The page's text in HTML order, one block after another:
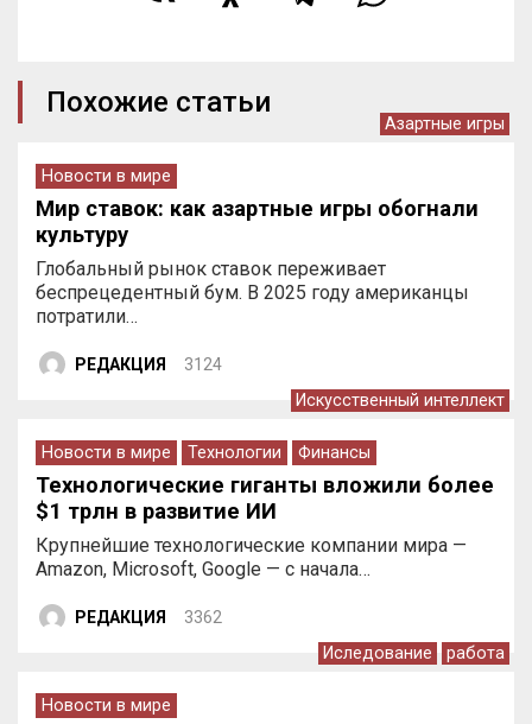
Похожие статьи
Азартные игры
Новости в мире
Мир ставок: как азартные игры обогнали
культуру
Глобальный рынок ставок переживает
беспрецедентный бум. В 2025 году американцы
потратили…
РЕДАКЦИЯ 3124
Искусственный интеллект
Новости в мире Технологии Финансы
Технологические гиганты вложили более
$1 трлн в развитие ИИ
Крупнейшие технологические компании мира —
Amazon, Microsoft, Google — с начала…
РЕДАКЦИЯ 3362
Иследование работа
Новости в мире